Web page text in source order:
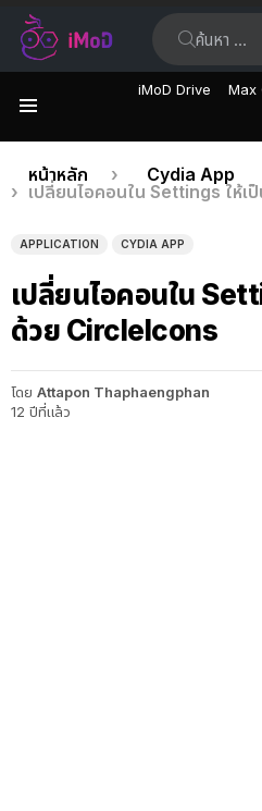
iMoD Drive Max
เรื่อง
ล่าสุด
คุณอยู่ที่นี่:
หน้าหลัก
Cydia App
เปลี่ยนไอคอนใน Settings ให้
APPLICATION CYDIA APP
เปลี่ยนไอคอนใน
ด้วย CircleIcons
โดย Attapon Thaphaengphan
12 ปีที่แล้ว